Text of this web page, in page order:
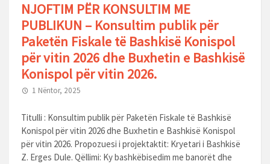
NJOFTIM PËR KONSULTIM ME
PUBLIKUN – Konsultim publik për
Paketën Fiskale të Bashkisë Konispol
për vitin 2026 dhe Buxhetin e Bashkisë
Konispol për vitin 2026.
1 Nëntor, 2025
Titulli : Konsultim publik për Paketën Fiskale të Bashkisë
Konispol për vitin 2026 dhe Buxhetin e Bashkisë Konispol
për vitin 2026. Propozuesi i projektaktit: Kryetari i Bashkisë
Z. Erges Dule. Qëllimi: Ky bashkëbisedim me banorët dhe